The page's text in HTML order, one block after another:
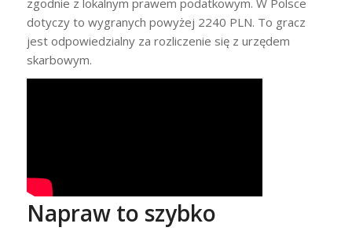
dotyczy to wygranych powyżej 2240 PLN. To gracz
jest odpowiedzialny za rozliczenie się z urzędem
skarbowym.
Napraw to szybko